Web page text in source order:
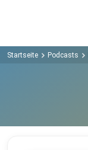
Startseite Podcasts